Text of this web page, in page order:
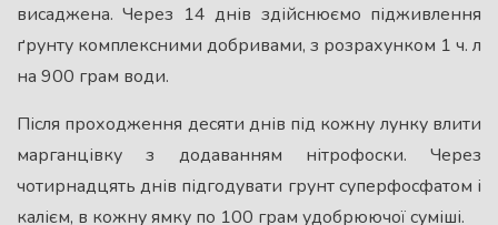
висаджена. Через 14 днів здійснюємо підживлення
ґрунту комплексними добривами, з розрахунком 1 ч. л
на 900 грам води.
Після проходження десяти днів під кожну лунку влити
марганцівку з додаванням нітрофоски. Через
чотирнадцять днів підгодувати грунт суперфосфатом і
калієм, в кожну ямку по 100 грам удобрюючої суміші.